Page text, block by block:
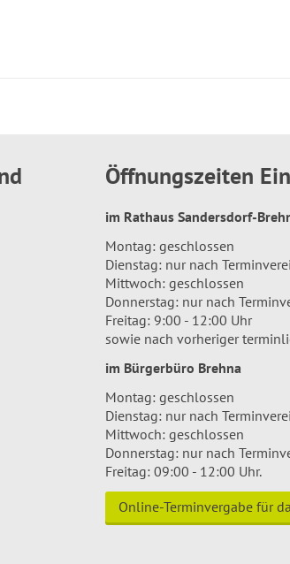
Öffnungszeiten
im Rathaus Sandersdorf-
Montag: geschlossen
Dienstag: nur nach
Mittwoch: geschlossen
Donnerstag: nur nach
Freitag: 9:00 - 12:00 Uhr
sowie nach vorheriger
im Bürgerbüro Brehna
Montag: geschlossen
Dienstag: nur nach
Mittwoch: geschlossen
Donnerstag: nur nach
Freitag: 09:00 - 12:00 Uhr.
Online-Terminvergabe für